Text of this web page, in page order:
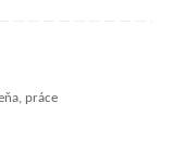
, práce